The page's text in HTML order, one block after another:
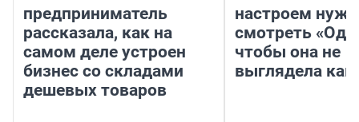
предприниматель
рассказала, как на
самом деле устроен
бизнес со складами
дешевых товаров
настроем
смотреть
чтобы она не
выглядела как